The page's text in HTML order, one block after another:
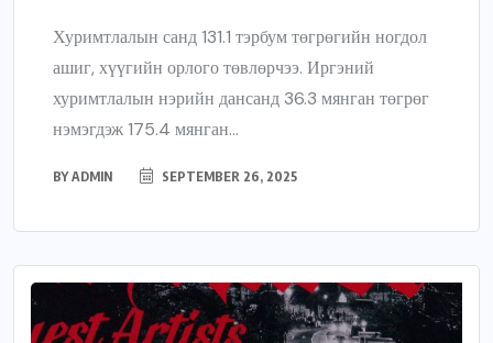
Хуримтлалын санд 131.1 тэрбум төгрөгийн ногдол
ашиг, хүүгийн орлого төвлөрчээ. Иргэний
хуримтлалын нэрийн дансанд 36.3 мянган төгрөг
нэмэгдэж 175.4 мянган...
BYADMIN SEPTEMBER 26, 2025